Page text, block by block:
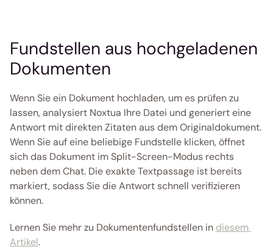
Fundstellen aus hochgeladenen
Dokumenten
Wenn Sie ein Dokument hochladen, um es prüfen zu
lassen, analysiert Noxtua Ihre Datei und generiert eine
Antwort mit direkten Zitaten aus dem Originaldokument.
Wenn Sie auf eine beliebige Fundstelle klicken, öffnet
sich das Dokument im Split-Screen-Modus rechts
neben dem Chat. Die exakte Textpassage ist bereits
markiert, sodass Sie die Antwort schnell verifizieren
können.
Lernen Sie mehr zu Dokumentenfundstellen in diesem
Artikel.